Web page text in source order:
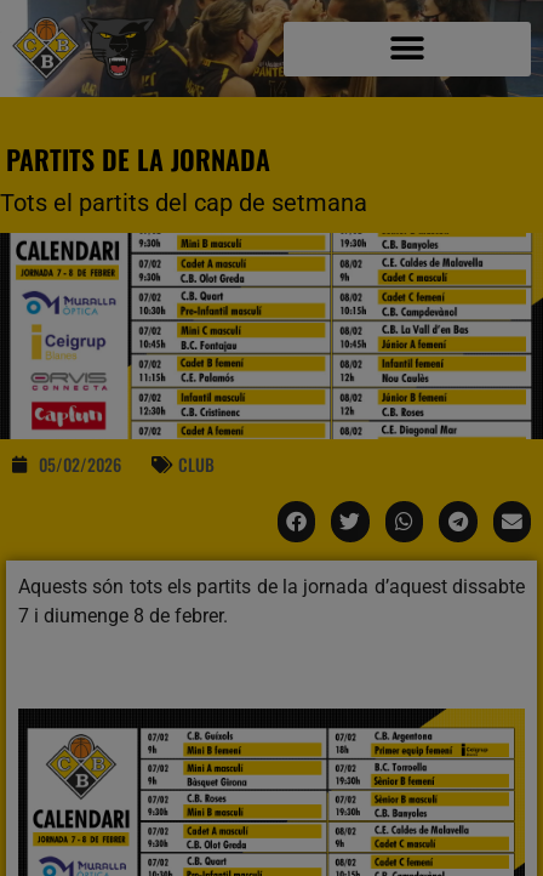
PARTITS DE LA JORNADA
Tots el partits del cap de setmana
05/02/2026 CLUB
Aquests són tots els partits de la jornada d’aquest dissabte
7 i diumenge 8 de febrer.